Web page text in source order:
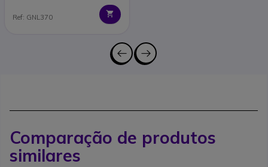
Ref: GNL370
Comparação de produtos
similares